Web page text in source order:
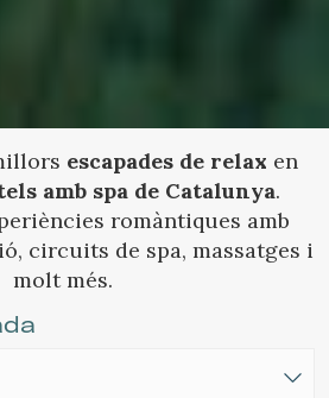
escapades de relax en
amb spa de Catalunya.
romàntiques amb
circuits de spa, massatges i
molt més.